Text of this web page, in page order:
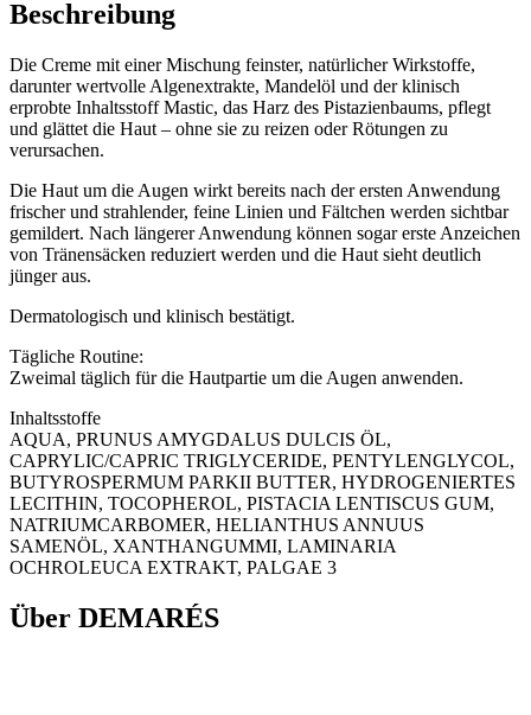
Beschreibung
Die Creme mit einer Mischung feinster, natürlicher Wirkstoffe,
darunter wertvolle Algenextrakte, Mandelöl und der klinisch
erprobte Inhaltsstoff Mastic, das Harz des Pistazienbaums, pflegt
und glättet die Haut – ohne sie zu reizen oder Rötungen zu
verursachen.
Die Haut um die Augen wirkt bereits nach der ersten Anwendung
frischer und strahlender, feine Linien und Fältchen werden sichtbar
gemildert. Nach längerer Anwendung können sogar erste Anzeichen
von Tränensäcken reduziert werden und die Haut sieht deutlich
jünger aus.
Dermatologisch und klinisch bestätigt.
Tägliche Routine:
Zweimal täglich für die Hautpartie um die Augen anwenden.
Inhaltsstoffe
AQUA, PRUNUS AMYGDALUS DULCIS ÖL,
CAPRYLIC/CAPRIC TRIGLYCERIDE, PENTYLENGLYCOL,
BUTYROSPERMUM PARKII BUTTER, HYDROGENIERTES
LECITHIN, TOCOPHEROL, PISTACIA LENTISCUS GUM,
NATRIUMCARBOMER, HELIANTHUS ANNUUS
SAMENÖL, XANTHANGUMMI, LAMINARIA
OCHROLEUCA EXTRAKT, PALGAE 3
Über DEMARÉS